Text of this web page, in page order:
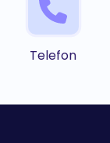
Telefon